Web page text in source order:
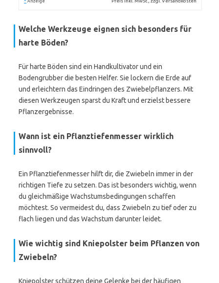
Anzeige
Welche Werkzeuge eignen sich besonders für
harte Böden?
Für harte Böden sind ein Handkultivator und ein
Bodengrubber die besten Helfer. Sie lockern die Erde auf
und erleichtern das Eindringen des Zwiebelpflanzers. Mit
diesen Werkzeugen sparst du Kraft und erzielst bessere
Pflanzergebnisse.
Wann ist ein Pflanztiefenmesser wirklich
sinnvoll?
Ein Pflanztiefenmesser hilft dir, die Zwiebeln immer in der
richtigen Tiefe zu setzen. Das ist besonders wichtig, wenn
du gleichmäßige Wachstumsbedingungen schaffen
möchtest. So vermeidest du, dass Zwiebeln zu tief oder zu
flach liegen und das Wachstum darunter leidet.
Wie wichtig sind Kniepolster beim Pflanzen von
Zwiebeln?
Kniepolster schützen deine Gelenke bei der häufigen